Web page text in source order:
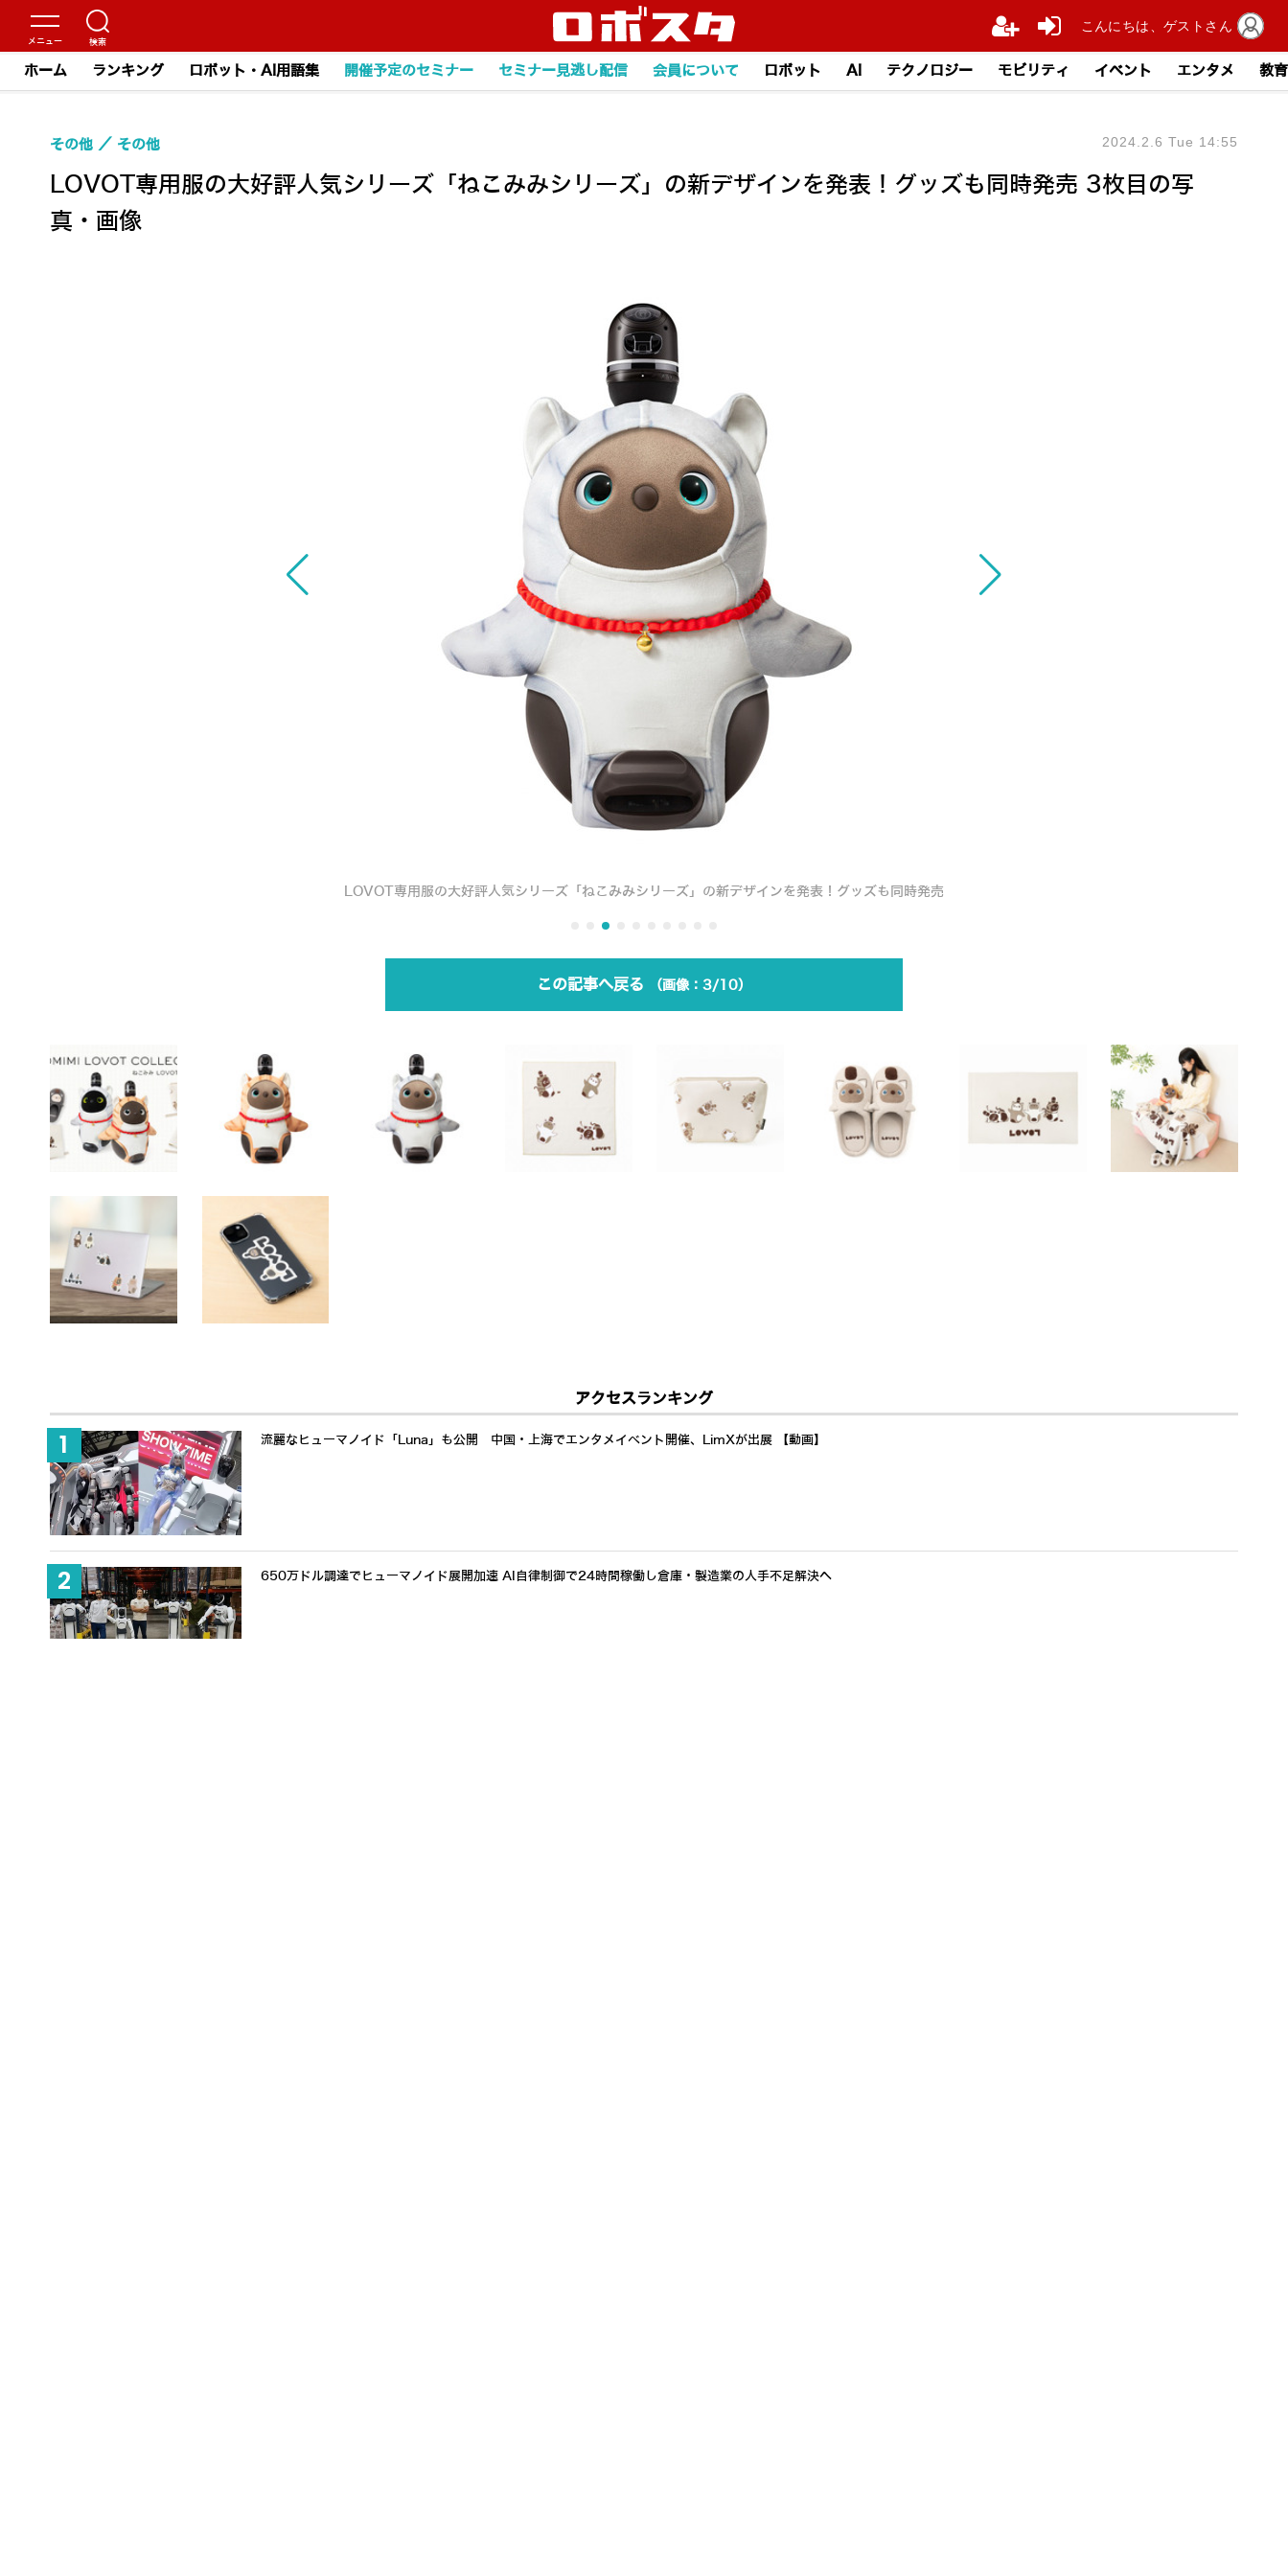
ホーム ランキング ロボット・AI用語集 開催予定のセミナー セミナー見逃し配信 会員について ロボット AI テクノロジー モビリティ イベント エンタメ 教育
LOVOT専用服の大好評人気シリーズ「ねこみみシリーズ」の新デザインを発表！グッズも同時発売 3枚目の写
真・画像
その他 その他 2024.2.6 Tue 14:55
LOVOT専用服の大好評人気シリーズ「ねこみみシリーズ」の新デザインを発表！グッズも同時発売
この記事へ戻る 3/10
アクセスランキング
流麗なヒューマノイド「Luna」も公開 中国・上海でエンタメイベント開催、LimXが出展 【動画】
650万ドル調達でヒューマノイド展開加速 AI自律制御で24時間稼働し倉庫・製造業の人手不足解決へ
こんにちは、ゲストさん